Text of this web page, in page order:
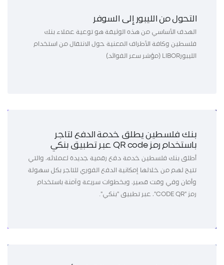
التحول من الليبور إلى السوفر
الهدف الأساسي من هذه الوثيقة هو توعية عملاء بنك
فلسطين وكافة الأطراف المعنية حول الانتقال من استخدام
الليبورLIBOR (مؤشر سعر الفوائد)
بنك فلسطين يطلق خدمة الدفع لتاجر
باستخدام رمز QR code عبر تطبيق بنكي
أطلق بنك فلسطين خدمة دفع رقمية جديدة لعملائه، والتي
تتيح لهم من خلالها إمكانية الدفع الفوري للتاجر بكل سهولة
وأمان وفي وقت قصير، وبخطوات سريعة وآمنة باستخدام
رمز "CODE QR"، عبر تطبيق "بنكي".